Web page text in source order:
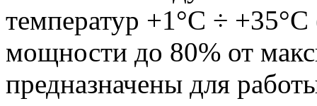
температур +1°С ÷
мощности до 80% от
предназначены для